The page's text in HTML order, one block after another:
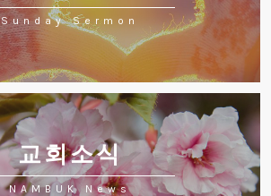
Sunday Sermon
교회소식
NAMBUK News